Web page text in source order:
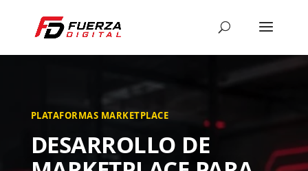
PLATAFORMAS MARKETPLACE
DESARROLLO DE